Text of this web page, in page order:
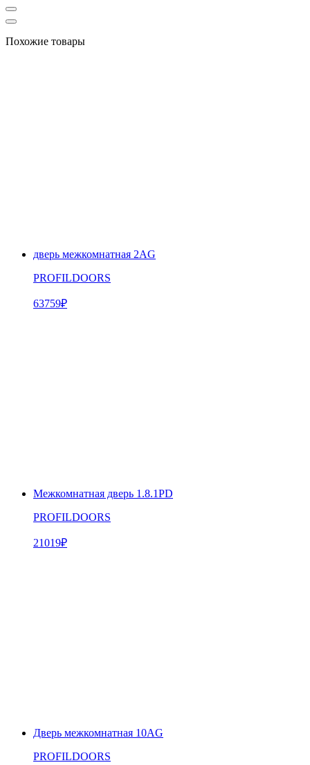
Похожие товары
дверь межкомнатная 2AG
PROFILDOORS
63759₽
Межкомнатная дверь 1.8.1PD
PROFILDOORS
21019₽
Дверь межкомнатная 10AG
PROFILDOORS